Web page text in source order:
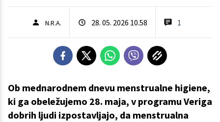
N.R.A. 28. 05. 2026 10.58 1
Ob mednarodnem dnevu menstrualne higiene,
ki ga obeležujemo 28. maja, v programu Veriga
dobrih ljudi izpostavljajo, da menstrualna